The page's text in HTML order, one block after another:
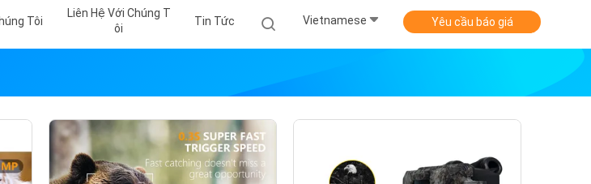
Tôi
Liên Hệ Với Chúng T
Ôi
Tin Tức Vietnamese Yêu cầu báo giá